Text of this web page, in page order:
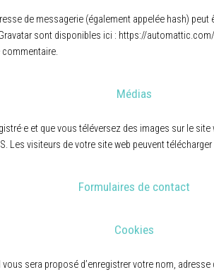
de messagerie (également appelée hash)
sont disponibles ici : https://
Médias
et que vous téléversez des images sur le
Les visiteurs de votre site web peuvent
Formulaires de contact
Cookies
sera proposé d’enregistrer votre nom,